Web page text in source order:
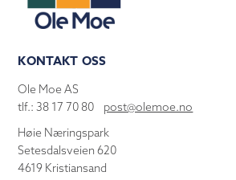
KONTAKT OSS
Ole Moe AS
tlf.: 38 17 70 80 post@olemoe.no
Høie Næringspark
Setesdalsveien 620
4619 Kristiansand